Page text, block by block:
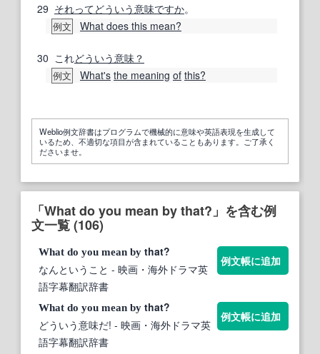
29 それってどういう意味ですか。
例文 What does this mean?
30 これどういう意味？
例文 What's the meaning of this?
Weblio例文辞書はプログラムで機械的に意味や英語表現を生成して
いるため、不適切な項目が含まれていることもあります。ご了承く
ださいませ。
「What do you mean by that?」を含む例
文一覧 (106)
What do you mean by that?
なんということ - 映画・海外ドラマ英
語字幕翻訳辞書
例文帳に追加
What do you mean by that?
どういう意味だ! - 映画・海外ドラマ英
語字幕翻訳辞書
例文帳に追加